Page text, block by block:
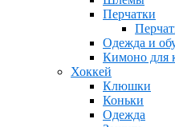
Перчатки
Одежда и
Кимоно для
Хоккей
Клюшки
Коньки
Одежда